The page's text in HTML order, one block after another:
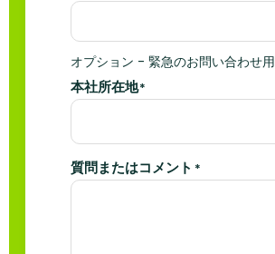
オプション - 緊急のお問い合わせ用
本社所在地*
質問またはコメント *